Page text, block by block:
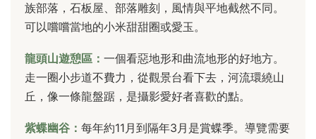
族部落，石板屋、部落雕刻，風情與平地截然不同。
可以嚐嚐當地的小米甜甜圈或愛玉。
龍頭山遊憩區： 一個看惡地形和曲流地形的好地方。
走一圈小步道不費力，從觀景台看下去，河流環繞山
丘，像一條龍盤踞，是攝影愛好者喜歡的點。
紫蝶幽谷： 每年約11月到隔年3月是賞蝶季。導覽需要